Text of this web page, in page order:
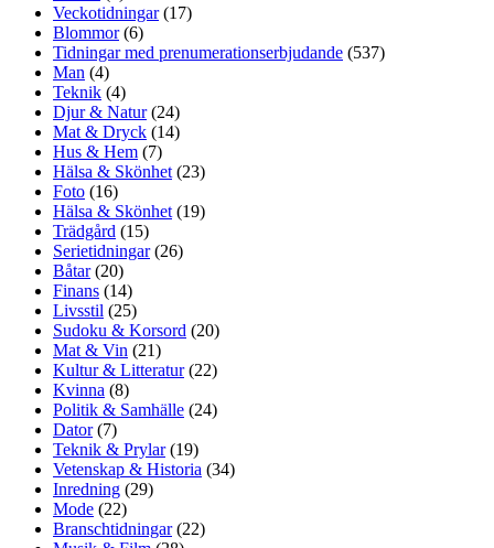
Veckotidningar (17)
Blommor (6)
Tidningar med prenumerationserbjudande (537)
Man (4)
Teknik (4)
Djur & Natur (24)
Mat & Dryck (14)
Hus & Hem (7)
Hälsa & Skönhet (23)
Foto (16)
Hälsa & Skönhet (19)
Trädgård (15)
Serietidningar (26)
Båtar (20)
Finans (14)
Livsstil (25)
Sudoku & Korsord (20)
Mat & Vin (21)
Kultur & Litteratur (22)
Kvinna (8)
Politik & Samhälle (24)
Dator (7)
Teknik & Prylar (19)
Vetenskap & Historia (34)
Inredning (29)
Mode (22)
Branschtidningar (22)